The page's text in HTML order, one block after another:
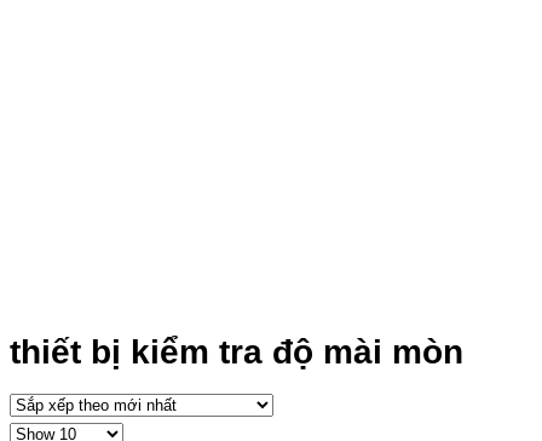
thiết bị kiểm tra độ mài mòn